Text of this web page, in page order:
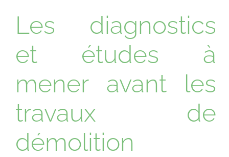
Les diagnostics
et études à
mener avant les
travaux de
démolition